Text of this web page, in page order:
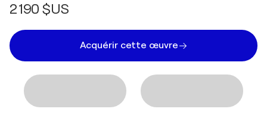
2 190 $US
Acquérir cette œuvre